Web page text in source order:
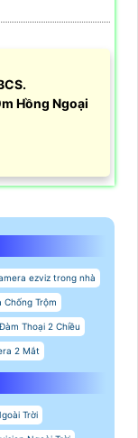
Hồng Ngoại
ezviz trong nhà
Chống Trộm
Thoại 2 Chiều
2 Mắt
Trời